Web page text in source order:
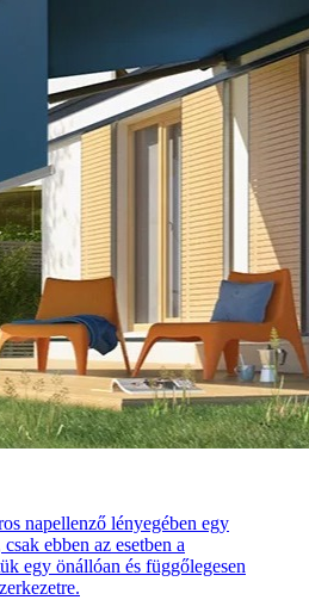
napellenző lényegében egy
ebben az esetben a
egy önállóan és függőlegesen